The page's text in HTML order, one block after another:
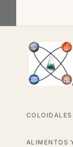
to
COLOIDALES
ALIMENTOS